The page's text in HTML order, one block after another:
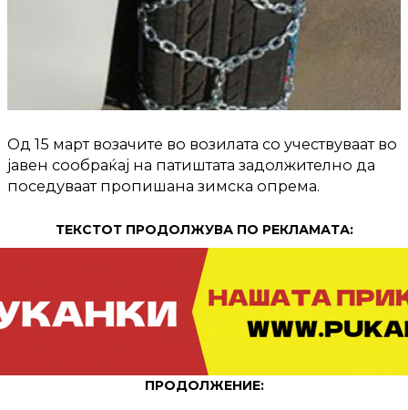
Од 15 март возачите во возилата со учествуваат во
јавен сообраќај на патиштата задолжително да
поседуваат пропишана зимска опрема.
ТЕКСТОТ ПРОДОЛЖУВА ПО РЕКЛАМАТА:
ПРОДОЛЖЕНИЕ: